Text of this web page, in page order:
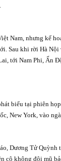
Nam, nhưng kế
Sau khi rời Hà Nội
tới Nam Phi, Ấn
biểu tại phiên
New York, vào
Dương Tử
cô không đội mũ